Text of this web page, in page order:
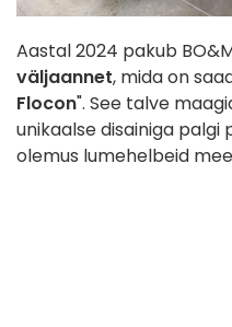
Aastal 2024 pakub
väljaannet, mida on
Flocon". See talve
unikaalse disainiga palgi
olemus lumehelbeid